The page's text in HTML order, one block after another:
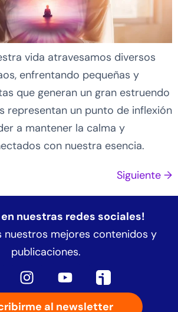
vida atravesamos diversos
enfrentando pequeñas y
que generan un gran estruendo
representan un punto de inflexión
a mantener la calma y
con nuestra esencia.
Siguiente →
en nuestras redes sociales!
nuestros mejores contenidos y
publicaciones.
al newsletter